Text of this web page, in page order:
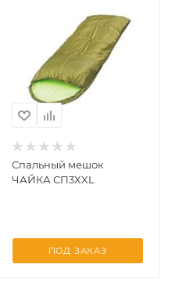
Спальный мешок
ЧАЙКА СП3XXL
ПОД ЗАКАЗ